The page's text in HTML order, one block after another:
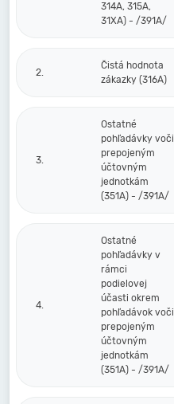
314A, 315A,
31XA) - /391A/
2.
Čistá hodnota
zákazky (316A)
3.
Ostatné
pohľadávky voči
prepojeným
účtovným
jednotkám
(351A) - /391A/
4.
Ostatné
pohľadávky v
rámci
podielovej
účasti okrem
pohľadávok voči
prepojeným
účtovným
jednotkám
(351A) - /391A/